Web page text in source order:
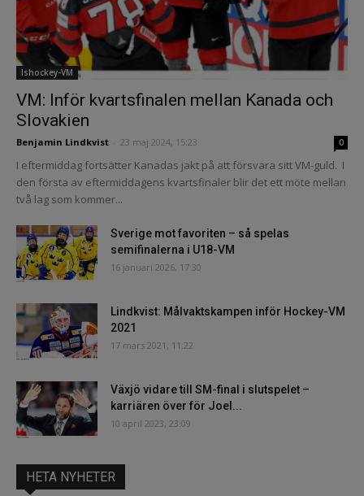
Ishockey-VM
VM: Inför kvartsfinalen mellan Kanada och
Slovakien
Benjamin Lindkvist 23 maj 2024, 15:23 0
I eftermiddag fortsätter Kanadas jakt på att försvara sitt VM-guld. I
den första av eftermiddagens kvartsfinaler blir det ett möte mellan
två lag som kommer...
Sverige mot favoriten – så spelas
semifinalerna i U18-VM
16 januari 2026, 17:30
Lindkvist: Målvaktskampen inför Hockey-VM
2021
17 mars 2021, 11:22
Växjö vidare till SM-final i slutspelet –
karriären över för Joel...
10 april 2023, 23:09
HETA NYHETER